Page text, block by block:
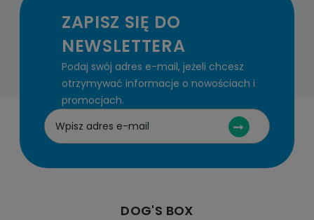
ZAPISZ SIĘ DO
NEWSLETTERA
Podaj swój adres e-mail, jeżeli chcesz
otrzymywać informacje o nowościach i
promocjach.
DOG'S BOX